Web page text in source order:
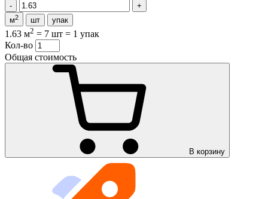
м2 шт упак
1.63 м2 = 7 шт = 1 упак
Кол-во
Общая стоимость
В корзину